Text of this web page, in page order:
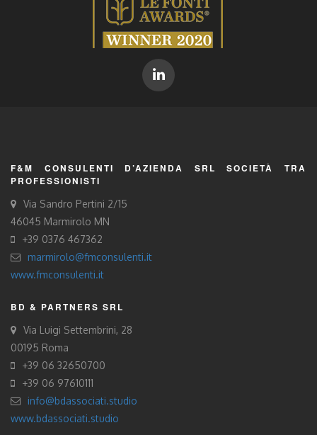
F&M CONSULENTI D’AZIENDA SRL SOCIETÀ TRA
PROFESSIONISTI
Via Sandro Pertini 2/15
46045 Marmirolo MN
+39 0376 467362
marmirolo@fmconsulenti.it
www.fmconsulenti.it
BD & PARTNERS SRL
Via Luigi Settembrini, 28
00195 Roma
+39 06 32650700
+39 06 97610111
info@bdassociati.studio
www.bdassociati.studio